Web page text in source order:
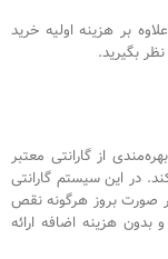
بر هزینه اولیه خرید
بگیرید.
از گارانتی معتبر
در این سیستم گارانتی
صورت بروز هرگونه نقص
هزینه اضافه ارائه